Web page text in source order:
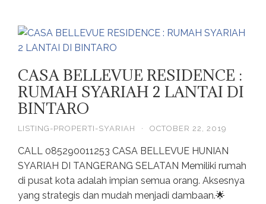
CASA BELLEVUE RESIDENCE :
RUMAH SYARIAH 2 LANTAI DI
BINTARO
LISTING-PROPERTI-SYARIAH · OCTOBER 22, 2019
CALL 085290011253 CASA BELLEVUE HUNIAN
SYARIAH DI TANGERANG SELATAN Memiliki rumah
di pusat kota adalah impian semua orang. Aksesnya
yang strategis dan mudah menjadi dambaan.🌟